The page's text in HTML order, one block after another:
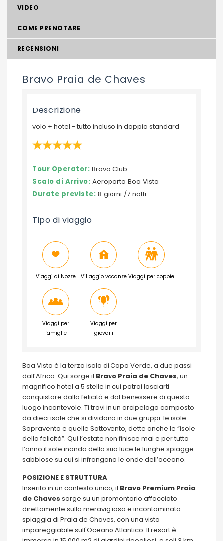
VIDEO
COME PRENOTARE
RECENSIONI
Bravo Praia de Chaves
Descrizione
volo + hotel - tutto incluso in doppia standard
Tour Operator: Bravo Club
Scalo di Arrivo: Aeroporto Boa Vista
Durate previste: 8 giorni /7 notti
Tipo di viaggio
Viaggi di Nozze Villaggio vacanze Viaggi per coppie
Viaggi per
famiglie
Viaggi per
giovani
Boa Vista è la terza isola di Capo Verde, a due passi
dall’Africa. Qui sorge il Bravo Praia de Chaves, un
magnifico hotel a 5 stelle in cui potrai lasciarti
conquistare dalla felicità e dal benessere di questo
luogo incantevole. Ti trovi in un arcipelago composto
da dieci isole che si dividono in due gruppi: le isole
Sopravento e quelle Sottovento, dette anche le “isole
della felicità”. Qui l’estate non finisce mai e per tutto
l’anno il sole inonda della sua luce le lunghe spiagge
sabbiose su cui si infrangono le onde dell’oceano.
POSIZIONE E STRUTTURA
Inserito in un contesto unico, il Bravo Premium Praia
de Chaves sorge su un promontorio affacciato
direttamente sulla meravigliosa e incontaminata
spiaggia di Praia de Chaves, con una vista
impareggiabile sull'Oceano Atlantico. Il resort è